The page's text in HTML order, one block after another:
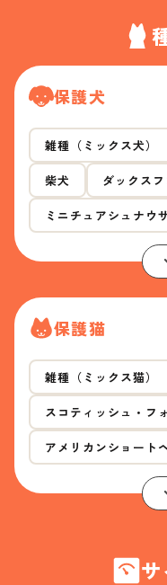
保護犬
雑種（ミックス犬）
柴犬 ダックス
ミニチュアシュナウ
保護猫
雑種（ミックス猫）
スコティッシュ・フ
アメリカンショート